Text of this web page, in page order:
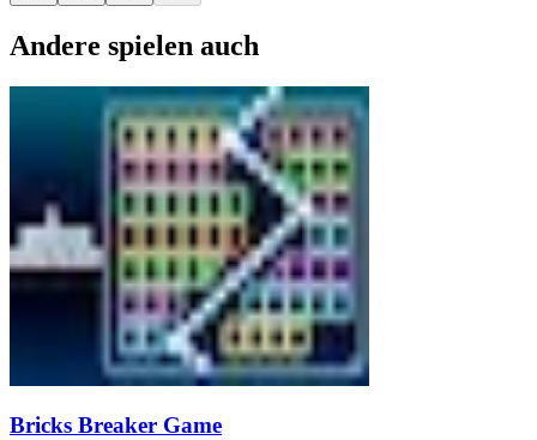
Andere spielen auch
Bricks Breaker Game